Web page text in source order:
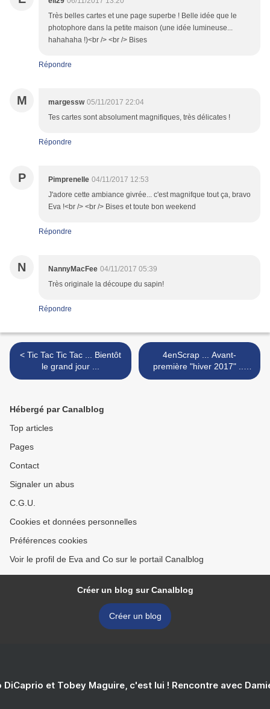
Très belles cartes et une page superbe ! Belle idée que le
photophore dans la petite maison (une idée lumineuse...
hahahaha !)<br /> <br /> Bises
Répondre
M margessw 05/11/2017 22:04
Tes cartes sont absolument magnifiques, très délicates !
Répondre
P Pimprenelle 04/11/2017 12:53
J'adore cette ambiance givrée... c'est magnifque tout ça, bravo
Eva !<br /> <br /> Bises et toute bon weekend
Répondre
N NannyMacFee 04/11/2017 05:39
Très originale la découpe du sapin!
Répondre
< Tic Tac Tic Tac ... Bientôt
le grand jour ...
4enScrap ... Avant-
première "hiver 2017" ...
Jour #2 >
Hébergé par Canalblog
Top articles
Pages
Contact
Signaler un abus
C.G.U.
Cookies et données personnelles
Préférences cookies
Voir le profil de Eva and Co sur le portail Canalblog
Créer un blog sur Canalblog
Créer un blog
DiCaprio et Tobey Maguire, c'est lui ! Rencontre avec